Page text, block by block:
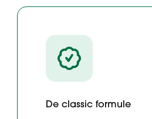
De classic formule